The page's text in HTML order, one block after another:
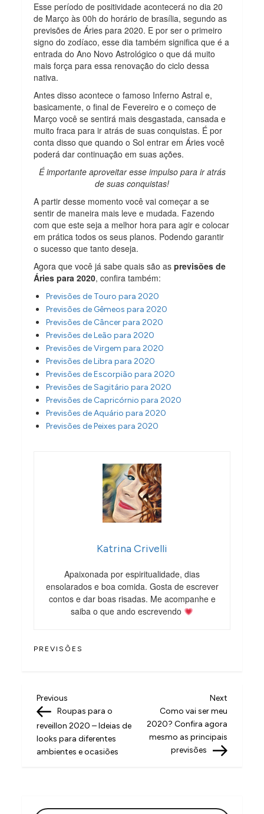
Esse período de positividade acontecerá no dia 20
de Março às 00h do horário de brasília, segundo as
previsões de Áries para 2020. E por ser o primeiro
signo do zodíaco, esse dia também significa que é a
entrada do Ano Novo Astrológico o que dá muito
mais força para essa renovação do ciclo dessa
nativa.
Antes disso acontece o famoso Inferno Astral e,
basicamente, o final de Fevereiro e o começo de
Março você se sentirá mais desgastada, cansada e
muito fraca para ir atrás de suas conquistas. É por
conta disso que quando o Sol entrar em Áries você
poderá dar continuação em suas ações.
É importante aproveitar esse impulso para ir atrás
de suas conquistas!
A partir desse momento você vai começar a se
sentir de maneira mais leve e mudada. Fazendo
com que este seja a melhor hora para agir e colocar
em prática todos os seus planos. Podendo garantir
o sucesso que tanto deseja.
Agora que você já sabe quais são asprevisões de
Áries para 2020, confira também:
Previsões de Touro para 2020
Previsões de Gêmeos para 2020
Previsões de Câncer para 2020
Previsões de Leão para 2020
Previsões de Virgem para 2020
Previsões de Libra para 2020
Previsões de Escorpião para 2020
Previsões de Sagitário para 2020
Previsões de Capricórnio para 2020
Previsões de Aquário para 2020
Previsões de Peixes para 2020
Katrina Crivelli
Apaixonada por espiritualidade, dias
ensolarados e boa comida. Gosta de escrever
contos e dar boas risadas. Me acompanhe e
saiba o que ando escrevendo
PREVISÕES
N
a
v
e
Previous
Post
Previous
Roupas para o
reveillon 2020 – Ideias de
looks para diferentes
ambientes e ocasiões
Next
Post
Next
Como vai ser meu
2020? Confira agora
mesmo as principais
previsões